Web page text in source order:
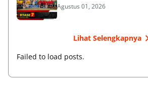
Agustus 01, 2026
Lihat Selengkapnya
Failed to load posts.